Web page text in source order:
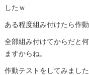
したｗ
ある程度組み付けたら作
全部組み付けてからだと
ますからね。
作動テストをしてみました